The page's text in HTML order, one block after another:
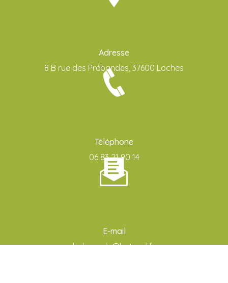
Adresse
8 B rue des Prébandes, 37600 Loches
Téléphone
06 83 21 90 14
E-mail
ludo-aude@hotmail.fr